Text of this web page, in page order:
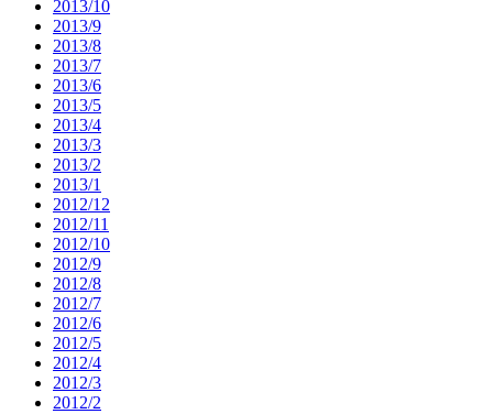
2013/10
2013/9
2013/8
2013/7
2013/6
2013/5
2013/4
2013/3
2013/2
2013/1
2012/12
2012/11
2012/10
2012/9
2012/8
2012/7
2012/6
2012/5
2012/4
2012/3
2012/2